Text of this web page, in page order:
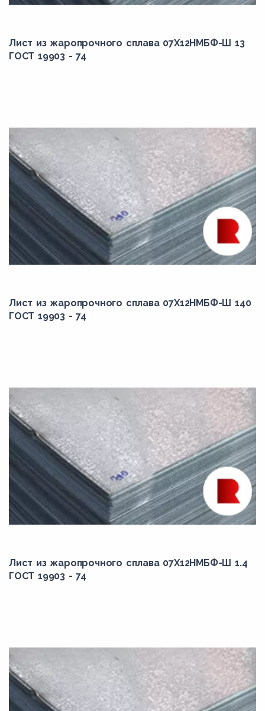
Лист из жаропрочного сплава 07Х12НМБФ-Ш 13
ГОСТ 19903 - 74
Лист из жаропрочного сплава 07Х12НМБФ-Ш 140
ГОСТ 19903 - 74
Лист из жаропрочного сплава 07Х12НМБФ-Ш 1.4
ГОСТ 19903 - 74